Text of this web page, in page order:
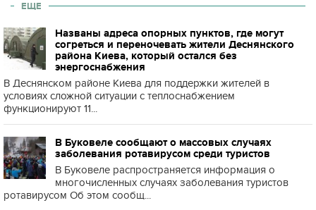
ЕЩЕ
Названы адреса опорных пунктов, где могут
согреться и переночевать жители Деснянского
района Киева, который остался без
энергоснабжения
В Деснянском районе Киева для поддержки жителей в
условиях сложной ситуации с теплоснабжением
функционируют 11...
В Буковеле сообщают о массовых случаях
заболевания ротавирусом среди туристов
В Буковеле распространяется информация о
многочисленных случаях заболевания туристов
ротавирусом Об этом сообщ...